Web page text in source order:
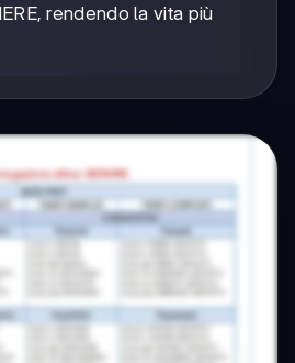
rendendo la vita più